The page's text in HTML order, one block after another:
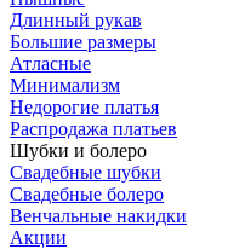
Длинный рукав
Большие размеры
Атласные
Минимализм
Недорогие платья
Распродажа платьев
Шубки и болеро
Свадебные шубки
Свадебные болеро
Венчальные накидки
Акции